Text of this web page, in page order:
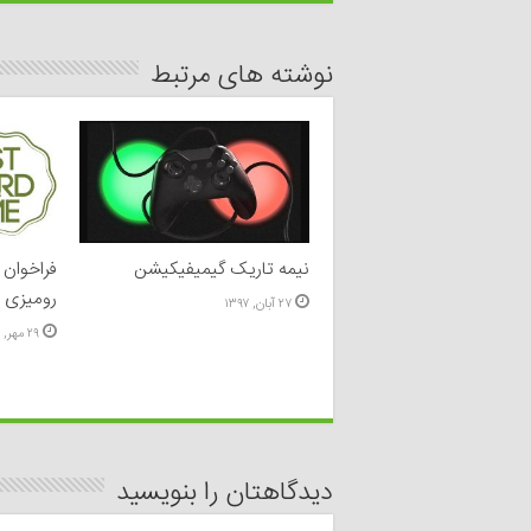
نوشته های مرتبط
نیمه تاریک گیمیفیکیشن
۲۷ آبان, ۱۳۹۷
۲۹ مهر, ۱۳۹۷
دیدگاهتان را بنویسید